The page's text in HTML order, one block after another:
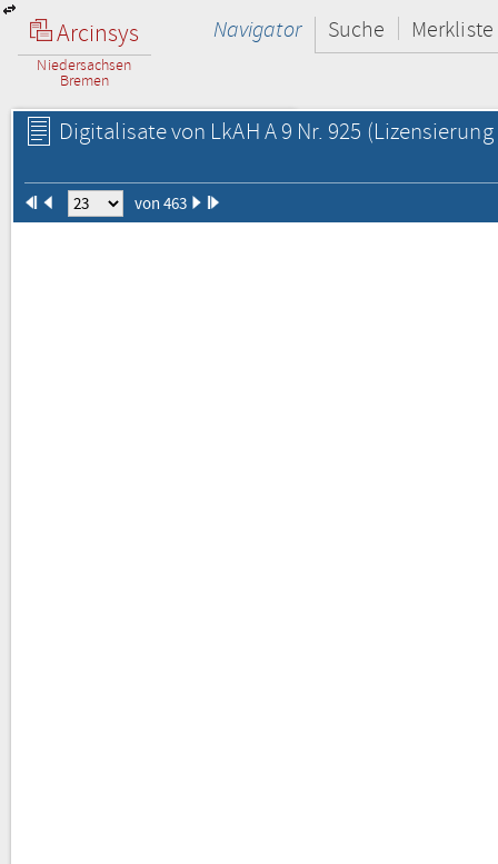
Arcinsys
Niedersachsen
Bremen
Navigator Suche Merkliste
Digitalisate von LkAH A 9 Nr. 925
von 463